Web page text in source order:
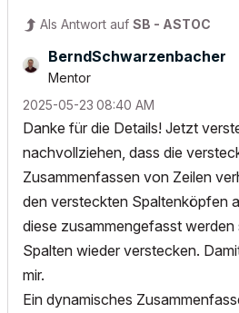
Als Antwort auf SB - ASTOC
BerndSchwarzenbacher
Mentor
‎2025-05-23 08:40 AM
Danke für die Details! Jetzt
nachvollziehen, dass die
Zusammenfassen von Zeilen
den versteckten Spaltenköpfen
diese zusammengefasst werden
Spalten wieder verstecken.
mir.
Ein dynamisches